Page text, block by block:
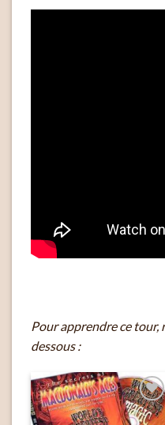
Pour apprendre ce tour,
dessous :
Ajouter
à la